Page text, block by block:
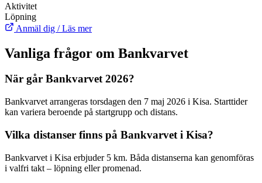
Aktivitet
Löpning
Anmäl dig / Läs mer
Vanliga frågor om Bankvarvet
När går Bankvarvet 2026?
Bankvarvet arrangeras torsdagen den 7 maj 2026 i Kisa. Starttider
kan variera beroende på startgrupp och distans.
Vilka distanser finns på Bankvarvet i Kisa?
Bankvarvet i Kisa erbjuder 5 km. Båda distanserna kan genomföras
i valfri takt – löpning eller promenad.